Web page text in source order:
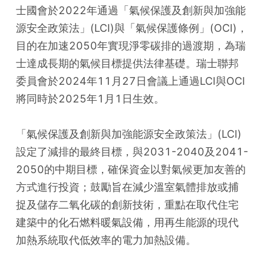
士國會於2022年通過「氣候保護及創新與加強能
源安全政策法」(LCI)與「氣候保護條例」(OCI)，
目的在加速2050年實現淨零碳排的過渡期，為瑞
士達成長期的氣候目標提供法律基礎。瑞士聯邦
委員會於2024年11月27日會議上通過LCI與OCI
將同時於2025年1月1日生效。
「氣候保護及創新與加強能源安全政策法」(LCI)
設定了減排的最終目標，與2031-2040及2041-
2050的中期目標，確保資金以對氣候更加友善的
方式進行投資；鼓勵旨在減少溫室氣體排放或捕
捉及儲存二氧化碳的創新技術，重點在取代住宅
建築中的化石燃料暖氣設備，用再生能源的現代
加熱系統取代低效率的電力加熱設備。